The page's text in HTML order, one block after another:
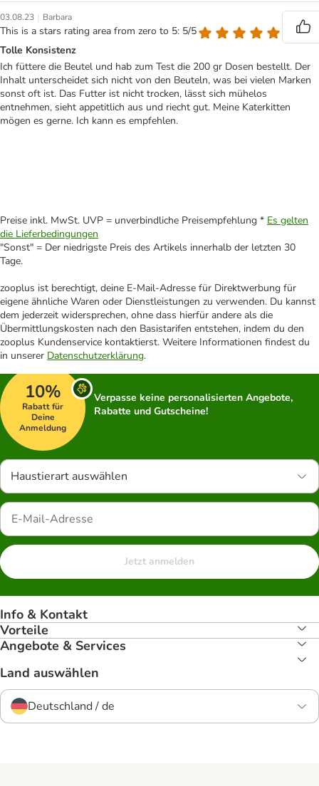
03.08.23 | Barbara
This is a stars rating area from zero to 5: 5/5
Tolle Konsistenz
Ich füttere die Beutel und hab zum Test die 200 gr Dosen bestellt. Der
Inhalt unterscheidet sich nicht von den Beuteln, was bei vielen Marken
sonst oft ist. Das Futter ist nicht trocken, lässt sich mühelos
entnehmen, sieht appetitlich aus und riecht gut. Meine Katerkitten
mögen es gerne. Ich kann es empfehlen.
Preise inkl. MwSt. UVP = unverbindliche Preisempfehlung * Es gelten
die Lieferbedingungen
"Sonst" = Der niedrigste Preis des Artikels innerhalb der letzten 30
Tage.
zooplus ist berechtigt, deine E-Mail-Adresse für Direktwerbung für
eigene ähnliche Waren oder Dienstleistungen zu verwenden. Du kannst
dem jederzeit widersprechen, ohne dass hierfür andere als die
Übermittlungskosten nach den Basistarifen entstehen, indem du den
zooplus Kundenservice kontaktierst. Weitere Informationen findest du
in unserer Datenschutzerklärung.
10%
Rabatt für
Deine
Anmeldung
Verpasse keine personalisierten Angebote,
Rabatte und Gutscheine!
Haustierart auswählen
Jetzt anmelden
Info & Kontakt
Vorteile
Angebote & Services
Land auswählen
Deutschland / de